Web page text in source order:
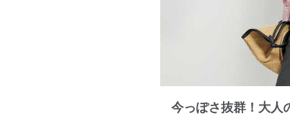
今っぽさ抜群！大人